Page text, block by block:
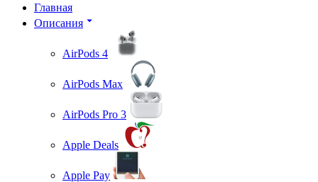
Главная
Описания
AirPods 4
AirPods Max
AirPods Pro 3
Apple Deals
Apple Pay